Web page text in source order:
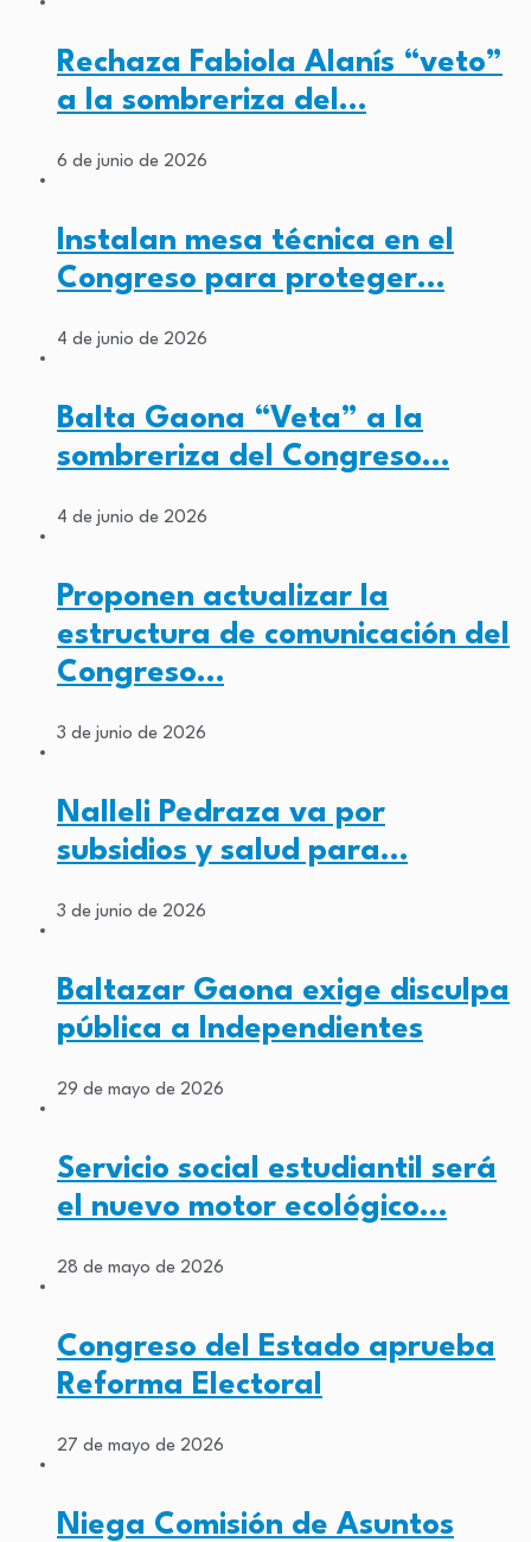
Rechaza Fabiola Alanís “veto”
a la sombreriza del…
6 de junio de 2026
Instalan mesa técnica en el
Congreso para proteger…
4 de junio de 2026
Balta Gaona “Veta” a la
sombreriza del Congreso…
4 de junio de 2026
Proponen actualizar la
estructura de comunicación del
Congreso…
3 de junio de 2026
Nalleli Pedraza va por
subsidios y salud para…
3 de junio de 2026
Baltazar Gaona exige disculpa
pública a Independientes
29 de mayo de 2026
Servicio social estudiantil será
el nuevo motor ecológico…
28 de mayo de 2026
Congreso del Estado aprueba
Reforma Electoral
27 de mayo de 2026
Niega Comisión de Asuntos